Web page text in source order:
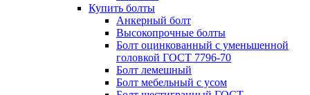
Купить болты
Анкерный болт
Высокопрочные болты
Болт оцинкованный с уменьшенной
головкой ГОСТ 7796-70
Болт лемешный
Болт мебельный с усом